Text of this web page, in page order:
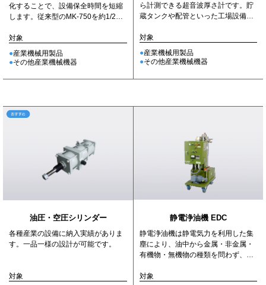
化することで、設備保全時間を短縮
します。従来型のMK-750を約1/2に
対象
産業機械用製品
その他産業機械機器
ら計測できる超音波厚さ計です。貯
蔵タンクや配管といった工場設備
腐...
対象
産業機械用製品
その他産業機械機器
油圧・空圧シリンダー
各種産業の設備に納入実績がありま
す。一品一様の設計が可能です。
対象
静電浄油機 EDC
静電浄油機は静電気力を利用した集
塵により、油中から金属・非金属・
有機物・無機物の種類を問わず、油
対象